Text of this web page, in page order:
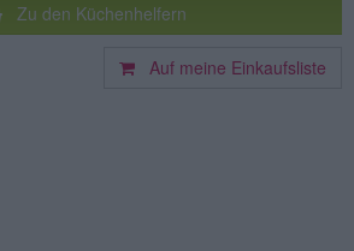
Zu den Küchenhelfern
Auf meine Einkaufsliste